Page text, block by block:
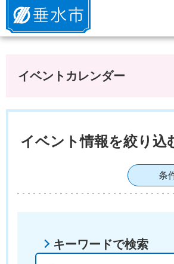
垂水市
イベントカレンダー
イベント情報を絞り込
条
キーワードで検索